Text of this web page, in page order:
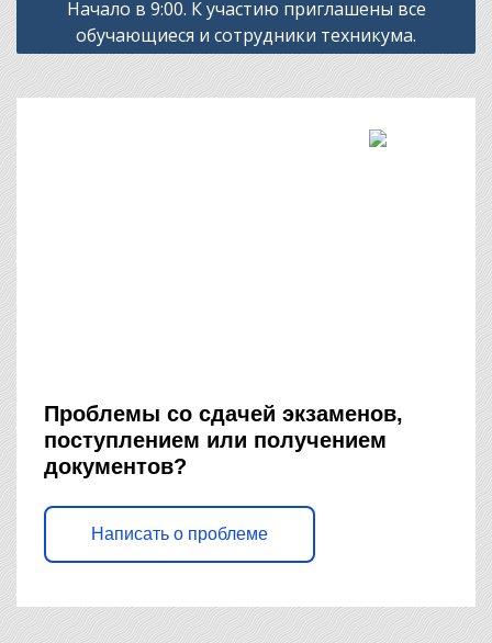
Начало в 9:00. К участию приглашены все
обучающиеся и сотрудники техникума.
Проблемы со сдачей экзаменов,
поступлением или получением
документов?
Написать о проблеме